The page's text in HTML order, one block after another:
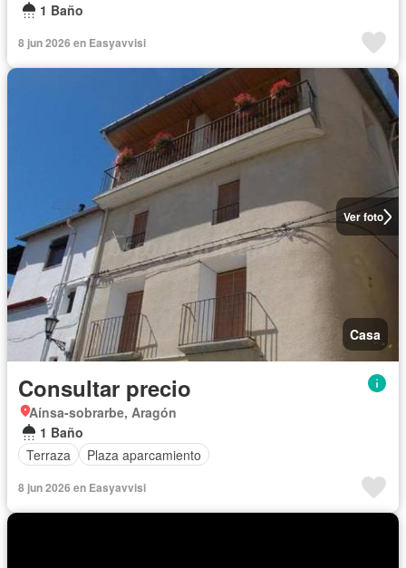
1 Baño
8 jun 2026 en Easyavvisi
Ver foto
Casa
Consultar precio
Aínsa-sobrarbe, Aragón
1 Baño
Terraza
Plaza aparcamiento
8 jun 2026 en Easyavvisi